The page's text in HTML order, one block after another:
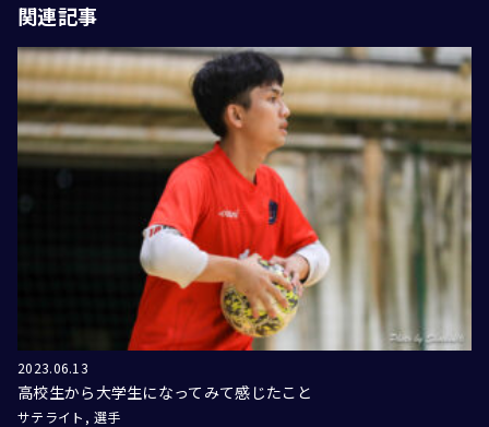
関連記事
2023.06.13
高校生から大学生になってみて感じたこと
サテライト 選手